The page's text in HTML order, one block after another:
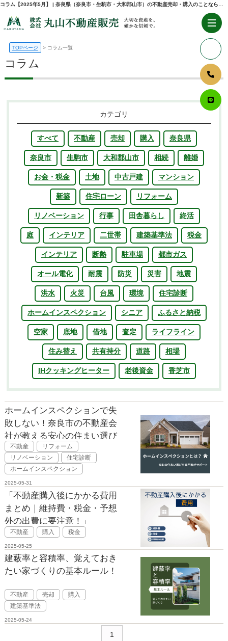
TOPページ コラム一覧
コラム
カテゴリ
すべて 不動産 売却 購入 奈良県
奈良市 生駒市 大和郡山市 相続 離婚
お金・税金 土地 中古戸建 マンション
新築 住宅ローン リフォーム
リノベーション 行事 田舎暮らし 終活
庭 インテリア 二世帯 建築基準法 税金
インテリア 断熱 駐車場 都市ガス
オール電化 耐震 防災 災害 地震
洪水 火災 台風 環境 住宅診断
ホームインスペクション シニア ふるさと納税
空家 底地 借地 査定 ライフライン
住み替え 共有持分 道路 相場
IHクッキングヒーター 老後資金 香芝市
ホームインスペクションで失
敗しない！奈良市の不動産会
社が教える安心の住まい選び
不動産
リフォーム
リノベーション
住宅診断
ホームインスペクション
2025-05-31
「不動産購入後にかかる費用
まとめ｜維持費・税金・予想
外の出費に要注意！」
不動産 購入 税金
2025-05-25
建蔽率と容積率、覚えておき
たい家づくりの基本ルール！
不動産 売却
購入
建築基準法
2025-05-24
1